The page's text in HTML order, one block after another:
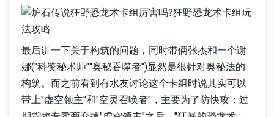
最后讲一下关于构筑的问题，同时带俩张杰和一个谢
娜("科赞秘术师""奥秘吞噬者")显然是很针对奥秘法的
构筑。而之前看到有水友讨论这个卡组时说其实可以
带上"虚空领主"和"空灵召唤者"，主要为了防快攻：过